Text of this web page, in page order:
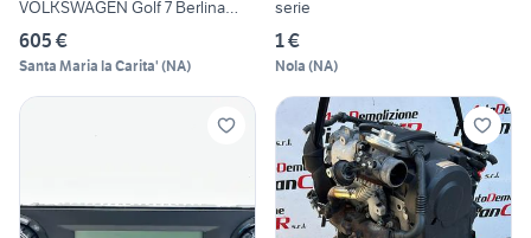
VOLKSWAGEN Golf 7 Berlina
5G06010
605 €
Santa Maria la Carita' (NA)
serie
1 €
Nola (NA)